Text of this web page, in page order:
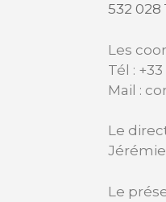
532 028
Les
Tél :
Mail :
Le
Le